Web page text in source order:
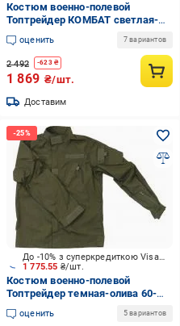
Костюм военно-полевой
Топтрейдер КОМБАТ светлая-
олива 120-124/182-188 см р.XXL
оценить 7 вариантов
2 492 -623₴
1 869 ₴/шт.
Доставим
1 775.55 ₴/шт.
До -10% з суперкредиткою Visa Вигода
Костюм военно-полевой
Топтрейдер темная-олива 60-
62р / 170-176 см (Узкий Ворот)
р.XXXL
оценить 5 вариантов